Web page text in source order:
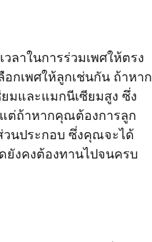
ลาในการร่วมเพศให้ตรง
กเพศให้ลูกเช่นกัน ถ้าหาก
มและแมกนีเซียมสูง ซึ่ง
ต่ถ้าหากคุณต้องการลูก
วนประกอบ ซึ่งคุณจะได้
ยังคงต้องทานไปจนครบ